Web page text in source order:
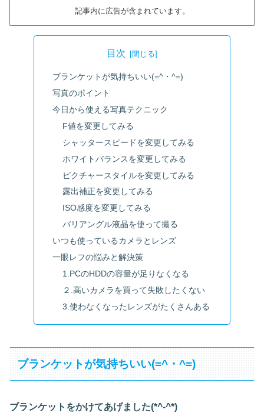
記事内に広告が含まれています。
目次
ブランケットが気持ちいい(=^・^=)
写真のポイント
今日から使える写真テクニック
F値を変更してみる
シャッタースピードを変更してみる
ホワイトバランスを変更してみる
ピクチャースタイルを変更してみる
露出補正を変更してみる
ISO感度を変更してみる
バリアングル液晶を使って撮る
いつも使っているカメラとレンズ
一眼レフの悩みと解決策
1.PCのHDDの容量が足りなくなる
２.高いカメラを買って失敗したくない
3.使わなくなったレンズがたくさんある
ブランケットが気持ちいい(=^・^=)
ブランケットをかけてあげました(*^-^*)